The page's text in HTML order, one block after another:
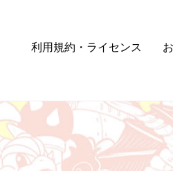
利用規約・ライセンス